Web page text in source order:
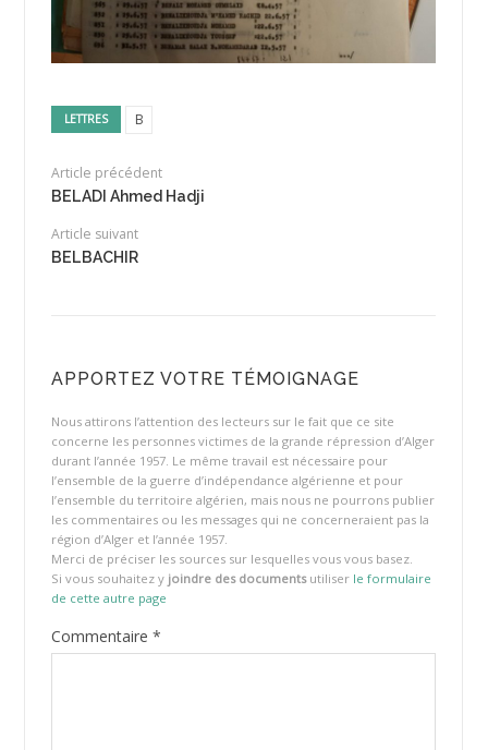
LETTRES B
Article précédent
BELADI Ahmed Hadji
Article suivant
BELBACHIR
APPORTEZ VOTRE TÉMOIGNAGE
Nous attirons l’attention des lecteurs sur le fait que ce site
concerne les personnes victimes de la grande répression d’Alger
durant l’année 1957. Le même travail est nécessaire pour
l’ensemble de la guerre d’indépendance algérienne et pour
l’ensemble du territoire algérien, mais nous ne pourrons publier
les commentaires ou les messages qui ne concerneraient pas la
région d’Alger et l’année 1957.
Merci de préciser les sources sur lesquelles vous vous basez.
Si vous souhaitez y joindre des documentsutiliser le formulaire
de cette autre page
Commentaire *